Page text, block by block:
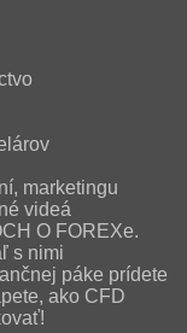
marketingu
videá
O FOREXe.
s nimi
páke prídete
ako CFD